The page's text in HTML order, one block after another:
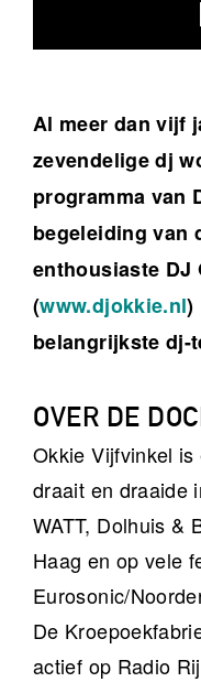
Al meer dan vijf
zevendelige dj
programma van
begeleiding van
enthousiaste DJ
(www.djokkie.nl)
belangrijkste dj-
OVER DE
Okkie Vijfvinkel
draait en draaide
WATT, Dolhuis &
Haag en op vele
Eurosonic/
De
actief op Radio